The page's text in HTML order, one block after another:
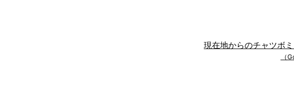
現在地からのチャツボ
（